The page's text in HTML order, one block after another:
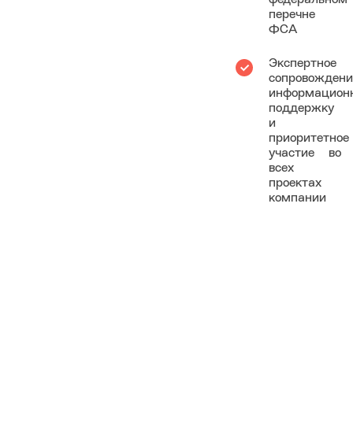
перечне
ФСА
Экспертное
поддержку
и
приоритетное
участие во
всех
проектах
компании